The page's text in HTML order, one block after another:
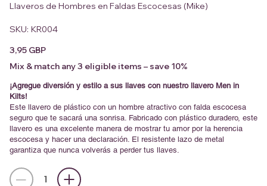
Llaveros de Hombres en Faldas Escocesas (Mike)
SKU: SKU
KR004
KR004
Precio
3,95 GBP
Mix & match any 3 eligible items – save 10%
¡Agregue diversión y estilo a sus llaves con nuestro llavero Men in
Kilts!
Este llavero de plástico con un hombre atractivo con falda escocesa
seguro que te sacará una sonrisa. Fabricado con plástico duradero, este
llavero es una excelente manera de mostrar tu amor por la herencia
escocesa y hacer una declaración. El resistente lazo de metal
garantiza que nunca volverás a perder tus llaves.